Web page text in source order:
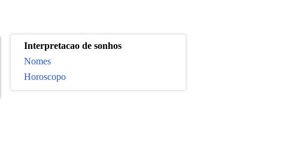
Interpretacao de sonhos
Nomes
Horoscopo